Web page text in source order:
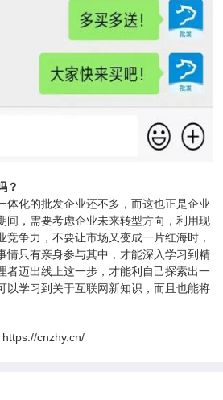
？
体化的批发企业还不多，而这也正是企业
间，需要考虑企业未来转型方向，利用现
竞争力，不要让市场又变成一片红海时，
情只有亲身参与其中，才能深入学习到精
者迈出线上这一步，才能利自己探索出一
以学习到关于互联网新知识，而且也能将
https://cnzhy.cn/